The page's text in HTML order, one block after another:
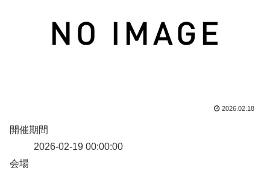
2026.02.18
開催期間
2026-02-19 00:00:00
会場